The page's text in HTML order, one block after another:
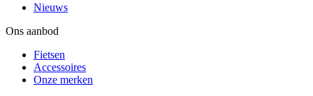
Nieuws
Ons aanbod
Fietsen
Accessoires
Onze merken